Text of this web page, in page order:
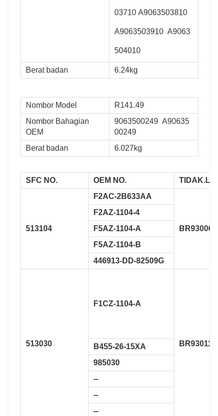
03710 A9063503810
A9063503910 A9063
504010
Berat badan 6.24kg
Nombor Model
R141.49
Nombor Bahagian
OEM
9063500249 A90635
00249
Berat badan
6.027kg
SFC NO. OEM NO. TIDAK.
513104
F2AC-2B633AA
BR930060
F2AZ-1104-4
F5AZ-1104-A
F5AZ-1104-B
446913-DD-82509G
513030
F1CZ-1104-A
BR930117
B455-26-15XA
985030
--
--
--